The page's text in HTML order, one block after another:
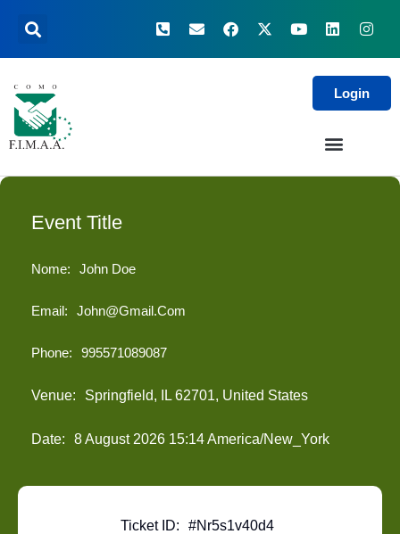
Login
Event Title
Nome: John Doe
Email: John@gmail.com
Phone: 995571089087
Venue: Springfield, IL 62701, United States
Date: 8 August 2026 15:14 America/New_York
Ticket ID: #nr5s1v40d4